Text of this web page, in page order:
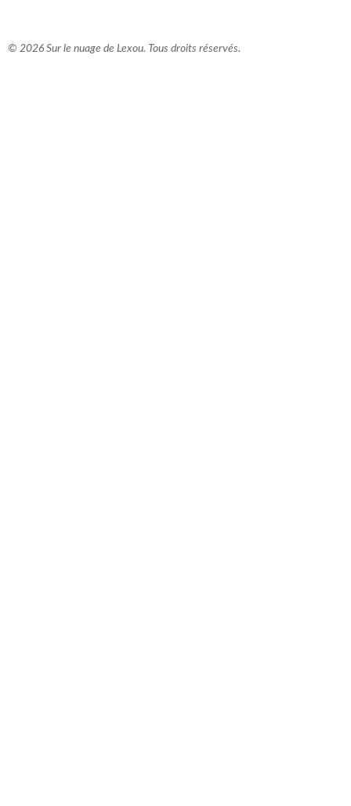
© 2026 Sur le nuage de Lexou. Tous droits réservés.